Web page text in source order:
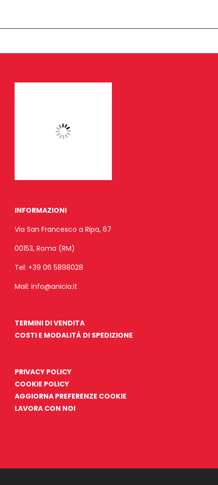
INFORMAZIONI
Via San Francesco a Ripa, 67
00153, Roma (RM)
Tel: +39 06 5898028
Mail: info@anicia.it
TERMINI DI VENDITA
COSTI E MODALITÀ DI SPEDIZIONE
PRIVACY POLICY
COOKIE POLICY
AGGIORNA PREFERENZE COOKIE
LAVORA CON NOI